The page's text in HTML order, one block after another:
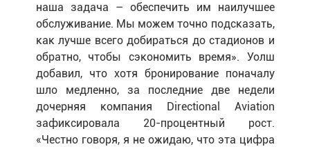
наша задача – обеспечить им наилучшее
обслуживание. Мы можем точно подсказать,
как лучше всего добираться до стадионов и
обратно, чтобы сэкономить время». Уолш
добавил, что хотя бронирование поначалу
шло медленно, за последние две недели
дочерняя компания Directional Aviation
зафиксировала 20-процентный рост.
«Честно говоря, я не ожидаю, что эта цифра